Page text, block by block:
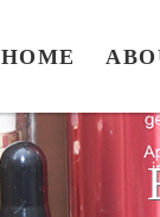
HOME